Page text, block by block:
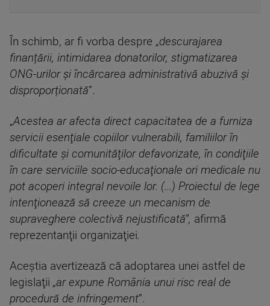
În schimb, ar fi vorba despre „descurajarea
finanțării, intimidarea donatorilor, stigmatizarea
ONG-urilor și încărcarea administrativă abuzivă și
disproporționată”.
„Acestea ar afecta direct capacitatea de a furniza
servicii esenţiale copiilor vulnerabili, familiilor în
dificultate şi comunităţilor defavorizate, în condiţiile
în care serviciile socio-educaţionale ori medicale nu
pot acoperi integral nevoile lor. (...) Proiectul de lege
intenţionează să creeze un mecanism de
supraveghere colectivă nejustificată”, afirmă
reprezentanţii organizaţiei.
Aceştia avertizează că adoptarea unei astfel de
legislaţii „ar expune România unui risc real de
procedură de infringement”.